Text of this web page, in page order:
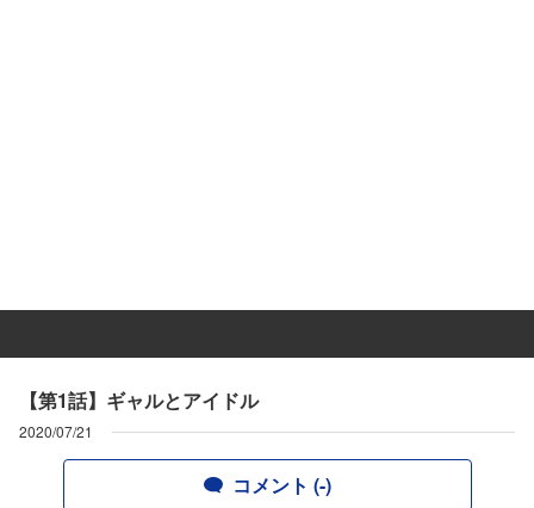
【第1話】ギャルとアイドル
2020/07/21
コメント (-)